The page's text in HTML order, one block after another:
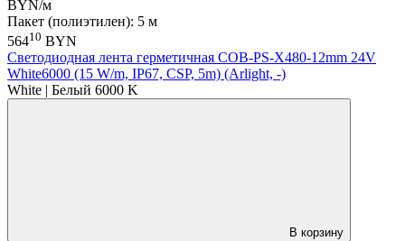
BYN/м
Пакет (полиэтилен): 5 м
56410 BYN
Светодиодная лента герметичная COB-PS-X480-12mm 24V
White6000 (15 W/m, IP67, CSP, 5m) (Arlight, -)
White | Белый 6000 K
В корзину